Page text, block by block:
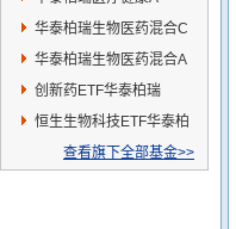
华泰柏瑞生物医药混合C
华泰柏瑞生物医药混合A
创新药ETF华泰柏瑞
恒生生物科技ETF华泰柏
查看旗下全部基金>>